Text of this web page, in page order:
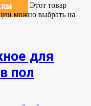
Этот товар
можно выбрать на
для
пол